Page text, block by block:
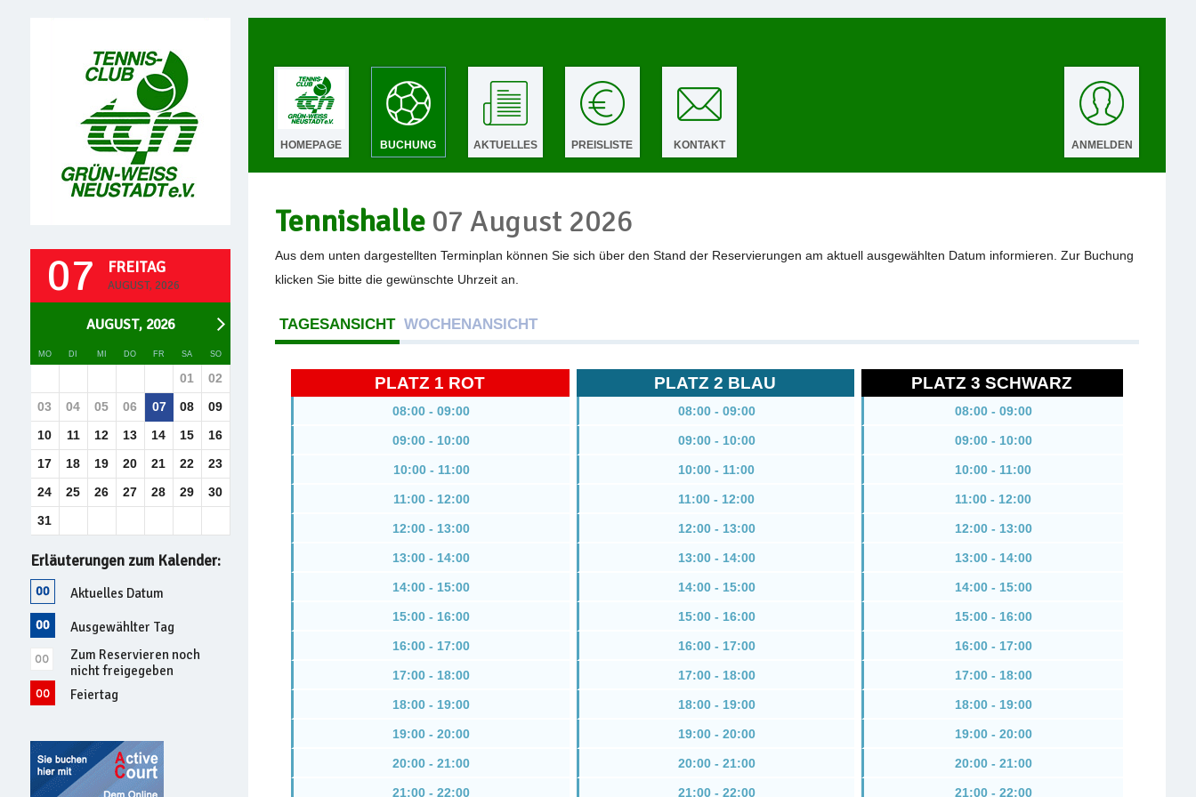
07 FREITAG
AUGUST, 2026
AUGUST, 2026
MO DI MI DO FR SA SO
01
02
03
04 05 06 07 08
09
10
11 12 13 14 15
16
17
18 19 20 21 22
23
24
25 26 27 28 29
30
31
Erläuterungen zum Kalender:
Aktuelles Datum
Ausgewählter Tag
Zum Reservieren noch
nicht freigegeben
Feiertag
ANMELDEN
HOMEPAGE BUCHUNG AKTUELLES PREISLISTE KONTAKT
Tennishalle 07 August 2026
Aus dem unten dargestellten Terminplan können Sie sich über den Stand der Reservierungen am aktuell ausgewählten Datum informieren. Zur Buchung
klicken Sie bitte die gewünschte Uhrzeit an.
TAGESANSICHT WOCHENANSICHT
PLATZ 1 ROT
08:00 - 09:00
09:00 - 10:00
10:00 - 11:00
11:00 - 12:00
12:00 - 13:00
13:00 - 14:00
14:00 - 15:00
15:00 - 16:00
16:00 - 17:00
17:00 - 18:00
18:00 - 19:00
19:00 - 20:00
20:00 - 21:00
21:00 - 22:00
PLATZ 2 BLAU
08:00 - 09:00
09:00 - 10:00
10:00 - 11:00
11:00 - 12:00
12:00 - 13:00
13:00 - 14:00
14:00 - 15:00
15:00 - 16:00
16:00 - 17:00
17:00 - 18:00
18:00 - 19:00
19:00 - 20:00
20:00 - 21:00
21:00 - 22:00
PLATZ 3 SCHWARZ
08:00 - 09:00
09:00 - 10:00
10:00 - 11:00
11:00 - 12:00
12:00 - 13:00
13:00 - 14:00
14:00 - 15:00
15:00 - 16:00
16:00 - 17:00
17:00 - 18:00
18:00 - 19:00
19:00 - 20:00
20:00 - 21:00
21:00 - 22:00